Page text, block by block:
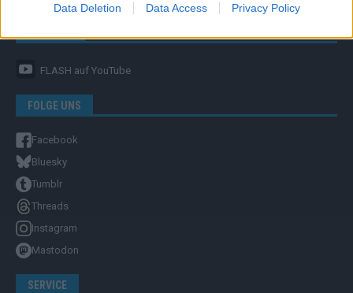
Data Deletion Data Access Privacy Policy
FLASH auf YouTube
FOLGE UNS
Facebook
Bluesky
Tumblr
Threads
Instagram
Mastodon
SERVICE